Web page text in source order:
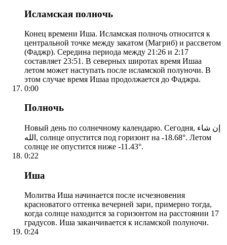
Исламская полночь
Конец времени Иша. Исламская полночь относится к
центральной точке между закатом (Магриб) и рассветом
(Фаджр). Середина периода между 21:26 и 2:17
составляет 23:51. В северных широтах время Ишаа
летом может наступать после исламской полуночи. В
этом случае время Ишаа продолжается до Фаджра.
0:00
Полночь
Новый день по солнечному календарю. Сегодня, إن شاء
الله, солнце опустится под горизонт на -18.68°. Летом
солнце не опустится ниже -11.43°.
0:22
Иша
Молитва Иша начинается после исчезновения
красноватого оттенка вечерней зари, примерно тогда,
когда солнце находится за горизонтом на расстоянии 17
градусов. Иша заканчивается к исламской полуночи.
0:24